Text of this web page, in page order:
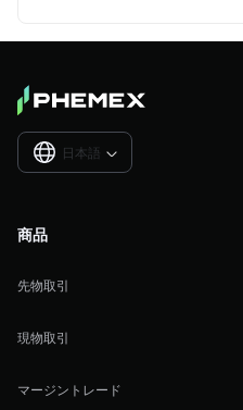
日本語 
商品
先物取引
現物取引
マージントレード